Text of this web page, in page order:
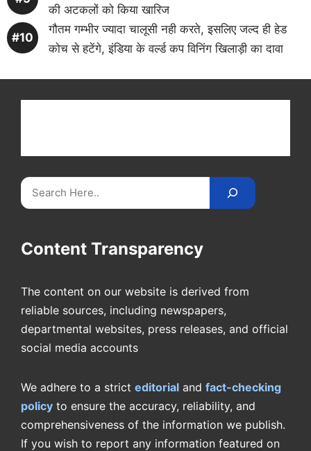
की अटकलों को किया खारिज
गौतम गम्भीर ज्यादा चालूसी नही करते, इसलिए जल्द ही हेड
कोच से हटेंगे, इंडिया के वर्ल्ड कप विनिंग खिलाड़ी का दावा
Search
Content Transparency
The content on our website is derived from
reliable sources, including newspapers,
departmental websites, press releases, and official
social media accounts
We adhere to a strict editorial and fact-checking
policy to ensure the accuracy, reliability, and
comprehensiveness of the information we publish.
If you wish to report any information featured on